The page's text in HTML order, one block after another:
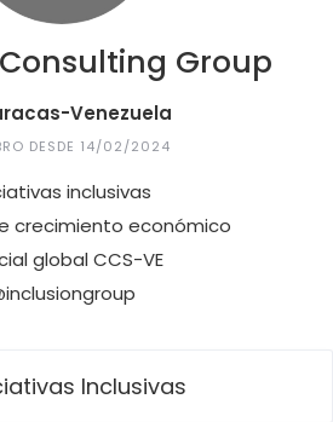
Group
Venezuela
DESDE 14/02/2024
inclusivas
crecimiento económico
global CCS-VE
Inclusivas